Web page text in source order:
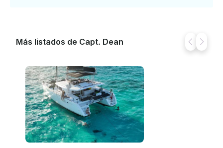
Más listados de Capt. Dean